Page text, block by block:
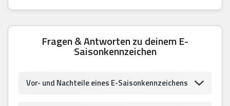
Fragen & Antworten zu deinem E-
Saisonkennzeichen
Vor- und Nachteile eines E-Saisonkennzeichens